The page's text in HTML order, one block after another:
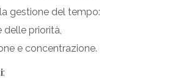
gestione del tempo:
delle priorità,
e concentrazione.
: